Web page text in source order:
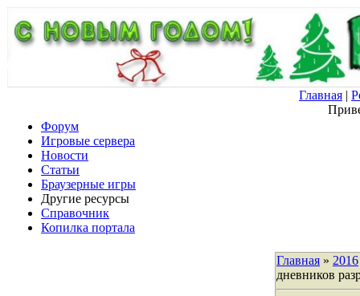
Главная |
Форум
Игровые сервера
Новости
Статьи
Браузерные игры
Другие ресурсы
Справочник
Копилка портала
Главная » 2016
дневников